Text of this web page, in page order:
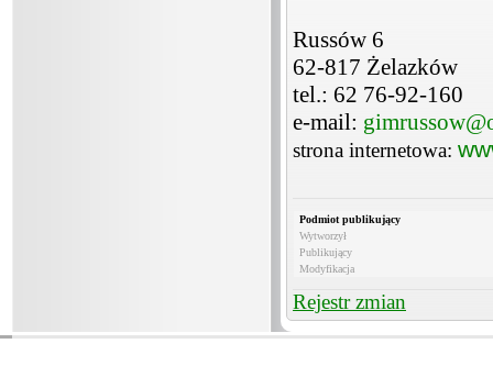
Russów 6
62-817 Żelazków
tel.: 62 76-92-160
e-mail:
strona internetowa:
Podmiot publikujący
Wytworzył
Publikujący
Modyfikacja
Rejestr zmian